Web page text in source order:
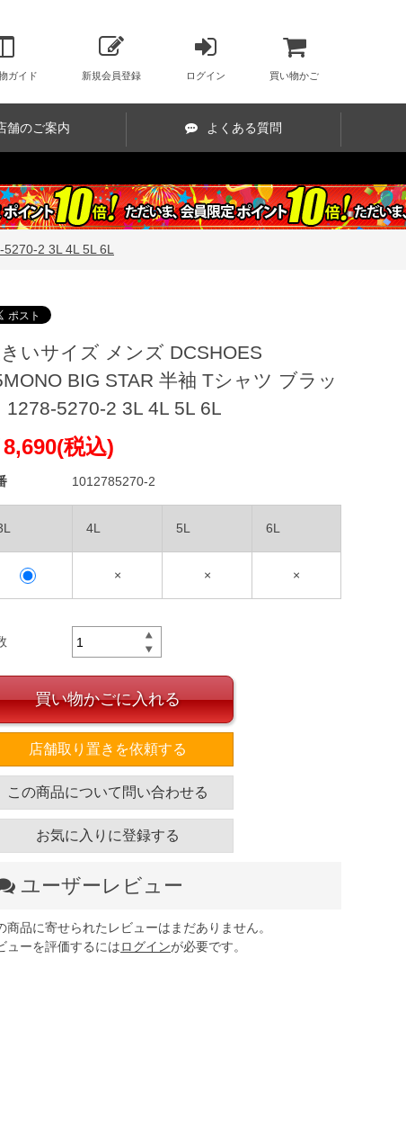
ガイド 新規会員登録 ログイン 買い物かご
舗のご案内 よくある質問
2 3L 4L 5L 6L
いサイズ メンズ DCSHOES
BIG STAR 半袖 Tシャツ ブラッ
1278-5270-2 3L 4L 5L 6L
8,690(税込)
1012785270-2
4L 5L 6L
× × ×
買い物かごに入れる
店舗取り置きを依頼する
この商品について問い合わせる
お気に入りに登録する
ユーザーレビュー
商品に寄せられたレビューはまだありません。
ューを評価するにはログインが必要です。